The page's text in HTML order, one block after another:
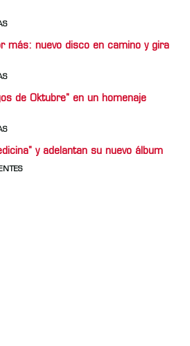
más: nuevo disco en camino y gira
de Oktubre" en un homenaje
y adelantan su nuevo álbum